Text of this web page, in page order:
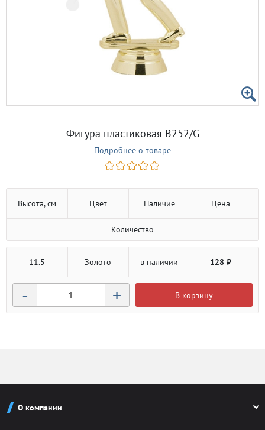
Фигура пластиковая B252/G
Подробнее о товаре
Высота, см Цвет Наличие Цена
Количество
11.5 Золото в наличии 128 ₽
- + В корзину
О компании